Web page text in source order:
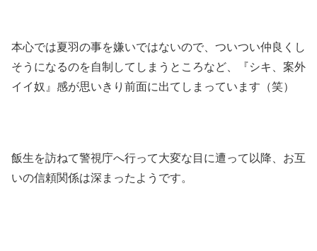
本心では夏羽の事を嫌いではないので、ついつい仲良くし
そうになるのを自制してしまうところなど、『シキ、案外
イイ奴』感が思いきり前面に出てしまっています（笑）
飯生を訪ねて警視庁へ行って大変な目に遭って以降、お互
いの信頼関係は深まったようです。